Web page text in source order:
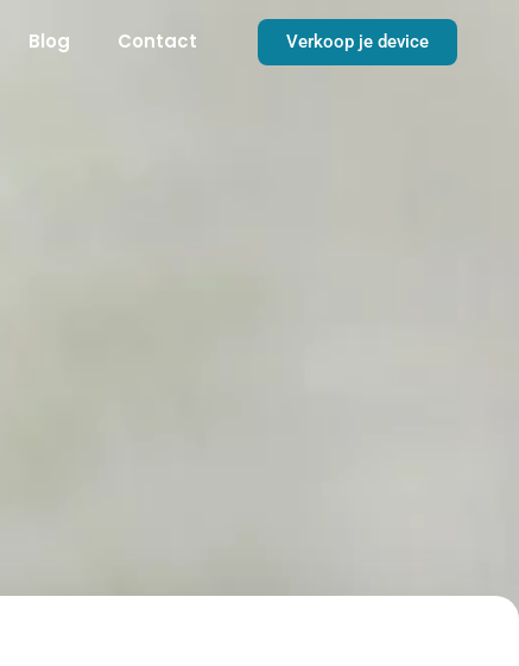
Blog Contact Verkoop je device